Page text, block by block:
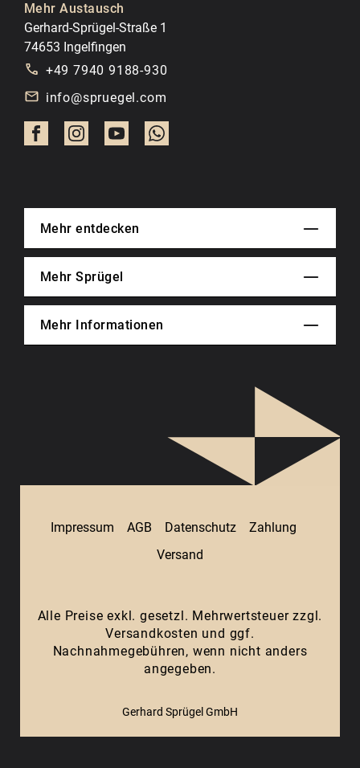
Mehr Austausch
Gerhard-Sprügel-Straße 1
74653 Ingelfingen
+49 7940 9188-930
info@spruegel.com
Mehr entdecken
Mehr Sprügel
Mehr Informationen
Impressum AGB Datenschutz
Zahlung
Versand
Alle Preise exkl. gesetzl. Mehrwertsteuer zzgl.
Versandkosten und ggf.
Nachnahmegebühren, wenn nicht anders
angegeben.
Gerhard Sprügel GmbH